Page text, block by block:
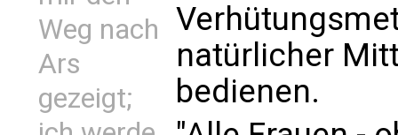
Weg nach
Ars
gezeigt;
natürlicher
bedienen.